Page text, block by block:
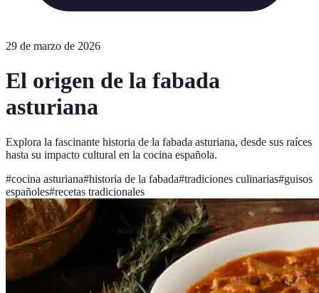
29 de marzo de 2026
El origen de la fabada
asturiana
Explora la fascinante historia de la fabada asturiana, desde sus raíces
hasta su impacto cultural en la cocina española.
#cocina asturiana#historia de la fabada#tradiciones culinarias#guisos
españoles#recetas tradicionales